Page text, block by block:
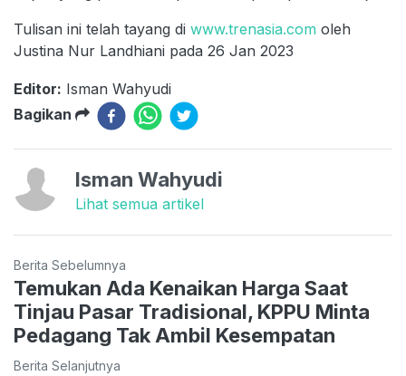
Tulisan ini telah tayang di www.trenasia.com oleh
Justina Nur Landhiani pada 26 Jan 2023
Editor: Isman Wahyudi
Bagikan
Isman Wahyudi
Lihat semua artikel
Berita Sebelumnya
Temukan Ada Kenaikan Harga Saat
Tinjau Pasar Tradisional, KPPU Minta
Pedagang Tak Ambil Kesempatan
Berita Selanjutnya